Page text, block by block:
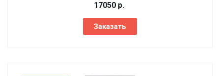
17050 р.
Заказать